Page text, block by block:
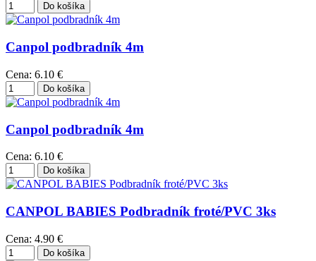
Canpol podbradník 4m
Cena: 6.10 €
Canpol podbradník 4m
Cena: 6.10 €
CANPOL BABIES Podbradník froté/PVC 3ks
Cena: 4.90 €